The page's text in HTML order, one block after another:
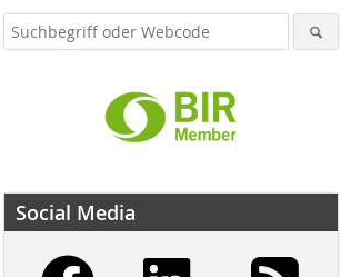
Social Media